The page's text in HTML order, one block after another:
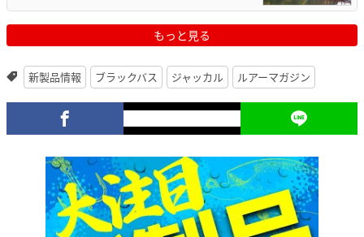
もっと見る
新製品情報 ブラックバス ジャッカル ルアーマガジン